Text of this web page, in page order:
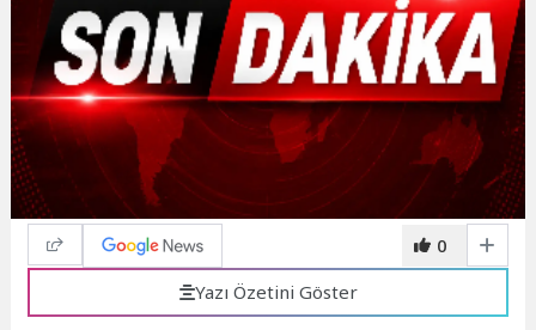
0
Yazı Özetini Göster